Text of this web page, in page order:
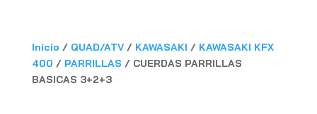
Inicio / QUAD/ATV/ KAWASAKI / KAWASAKI KFX
400 / PARRILLAS / CUERDAS PARRILLAS
BASICAS 3+2+3